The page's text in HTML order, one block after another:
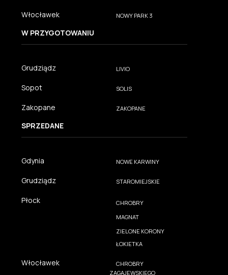
Włocławek NOWY PARK 3
W PRZYGOTOWANIU
Grudziądz LIVIO
Sopot SOLIS
Zakopane ZAKOPANE
SPRZEDANE
Gdynia NOWE KARWINY
Grudziądz STAROMIEJSKIE
Płock
CHROBRY
MAGNAT
ZIELONE KORONY
ŁOKIETKA
Włocławek
CHROBRY
ZAGAJEWSKIEGO